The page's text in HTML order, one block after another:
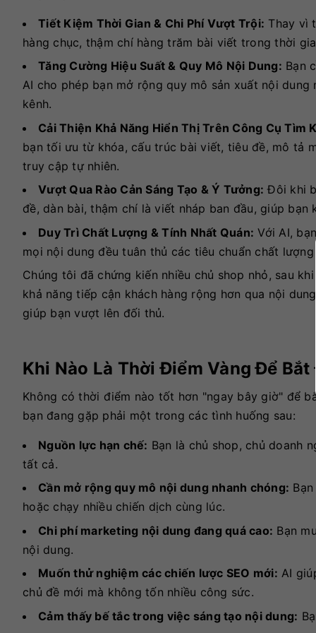
Tiết Kiệm Thời Gian & Chi Phí Vượt Trội: Thay vì
hàng chục, thậm chí hàng trăm bài viết trong thời
Tăng Cường Hiệu Suất & Quy Mô Nội Dung: Bạn
AI cho phép bạn mở rộng quy mô sản xuất nội
kênh.
Cải Thiện Khả Năng Hiển Thị Trên Công Cụ Tìm
bạn tối ưu từ khóa, cấu trúc bài viết, tiêu đề, mô tả
truy cập tự nhiên.
Vượt Qua Rào Cản Sáng Tạo & Ý Tưởng: Đôi khi
đề, dàn bài, thậm chí là viết nháp ban đầu, giúp
Duy Trì Chất Lượng & Tính Nhất Quán: Với AI,
mọi nội dung đều tuân thủ các tiêu chuẩn chất lượng
Chúng tôi đã chứng kiến nhiều chủ shop nhỏ, sau
khả năng tiếp cận khách hàng rộng hơn qua nội
giúp bạn vượt lên đối thủ.
Khi Nào Là Thời Điểm Vàng Để Bắt
Không có thời điểm nào tốt hơn "ngay bây giờ" để
bạn đang gặp phải một trong các tình huống sau:
Nguồn lực hạn chế: Bạn là chủ shop, chủ doanh
tất cả.
Cần mở rộng quy mô nội dung nhanh chóng:
hoặc chạy nhiều chiến dịch cùng lúc.
Chi phí marketing nội dung đang quá cao: Bạn
nội dung.
Muốn thử nghiệm các chiến lược SEO mới: AI
chủ đề mới mà không tốn nhiều công sức.
Cảm thấy bế tắc trong việc sáng tạo nội dung: